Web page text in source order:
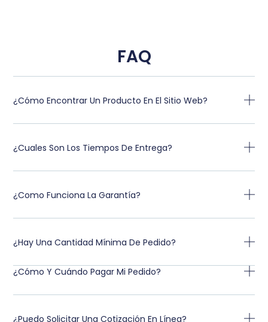
FAQ
¿Cómo Encontrar Un Producto En El Sitio Web?
¿Cuales Son Los Tiempos De Entrega?
¿Como Funciona La Garantía?
¿Hay Una Cantidad Mínima De Pedido?
¿Cómo Y Cuándo Pagar Mi Pedido?
¿Puedo Solicitar Una Cotización En Línea?